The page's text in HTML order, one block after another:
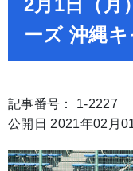
2月1日（月
ーズ 沖縄キ
記事番号： 1-2227
公開日 2021年02月